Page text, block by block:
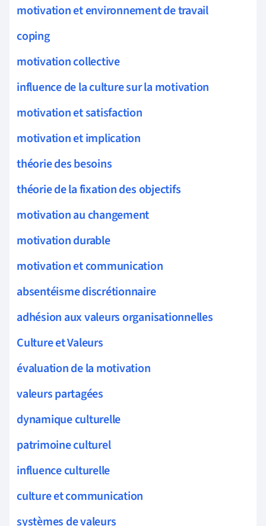
motivation et environnement de travail
coping
motivation collective
influence de la culture sur la motivation
motivation et satisfaction
motivation et implication
théorie des besoins
théorie de la fixation des objectifs
motivation au changement
motivation durable
motivation et communication
absentéisme discrétionnaire
adhésion aux valeurs organisationnelles
Culture et Valeurs
évaluation de la motivation
valeurs partagées
dynamique culturelle
patrimoine culturel
influence culturelle
culture et communication
systèmes de valeurs